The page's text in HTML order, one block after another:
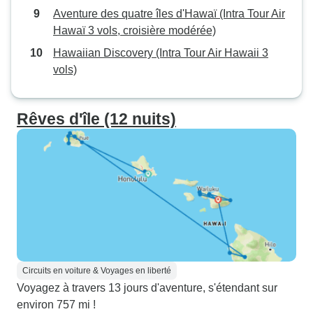
Aventure des quatre îles d'Hawaï (Intra Tour Air
Hawaï 3 vols, croisière modérée)
Hawaiian Discovery (Intra Tour Air Hawaii 3
vols)
Rêves d'île (12 nuits)
Circuits en voiture & Voyages en liberté
Voyagez à travers 13 jours d'aventure, s'étendant sur
environ 757 mi !